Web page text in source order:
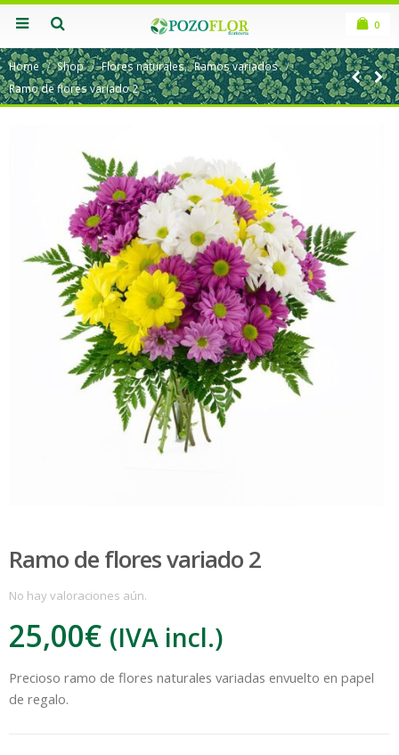
0
Home Shop Flores naturales, Ramos variados
Ramo de flores variado 2
Ramo de flores variado 2
No hay valoraciones aún.
25,00€ (IVA incl.)
Precioso ramo de flores naturales variadas envuelto en papel
de regalo.